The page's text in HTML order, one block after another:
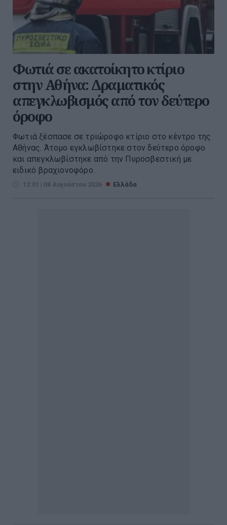
Φωτιά σε ακατοίκητο κτίριο
στην Αθήνα: Δραματικός
απεγκλωβισμός από τον δεύτερο
όροφο
Φωτιά ξέσπασε σε τριώροφο κτίριο στο κέντρο της
Αθήνας. Άτομο εγκλωβίστηκε στον δεύτερο όροφο
και απεγκλωβίστηκε από την Πυροσβεστική με
ειδικό βραχιονοφόρο.
12:01 | 08 Αυγούστου 2026 Ελλάδα